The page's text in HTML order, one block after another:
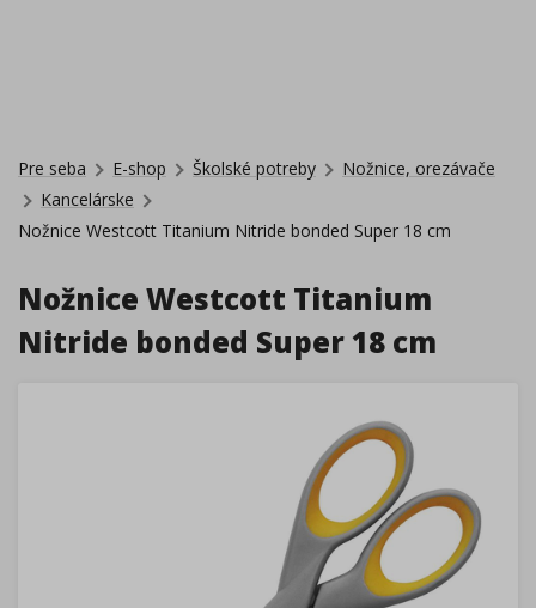
Pre seba E-shop Školské potreby
Nožnice, orezávače
Kancelárske
Nožnice Westcott Titanium Nitride bonded Super 18 cm
Nožnice Westcott Titanium
Nitride bonded Super 18 cm